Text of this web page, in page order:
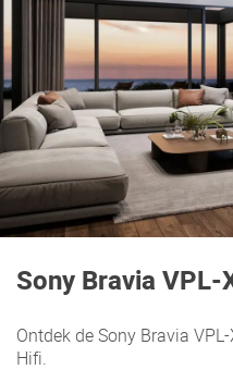
Sony Bravia
Ontdek de Sony Bravia
Hifi.